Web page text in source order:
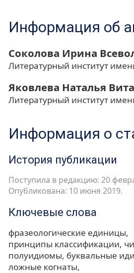
Информация об
Соколова Ирина
Литературный институт
Яковлева Наталья
Литературный институт
Информация о
История публикации
Поступила в редакцию: 20
Опубликована: 10 июня 2019.
Ключевые слова
фразеологические единицы
принципы классификации
полуидиомы буквальные
ложные когнаты